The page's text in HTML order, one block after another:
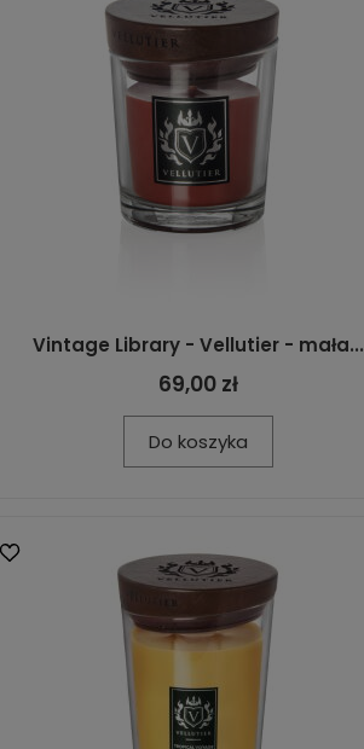
Vintage Library - Vellutier - mała...
69,00 zł
Do koszyka